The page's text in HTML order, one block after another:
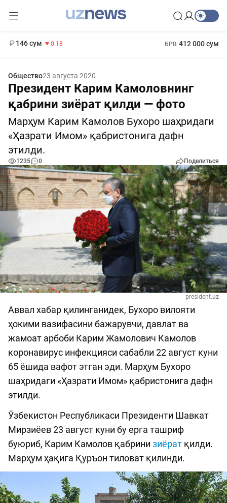
146 сум -0.18 БРВ 412 000 сум
Общество23 августа 2020
Президент Карим Камоловнинг
қабрини зиёрат қилди — фото
Марҳум Карим Камолов Бухоро шаҳридаги
«Ҳазрати Имом» қабристонига дафн
этилди.
1235 0 Поделиться
president.uz
Аввал хабар қилинганидек, Бухоро вилояти
ҳокими вазифасини бажарувчи, давлат ва
жамоат арбоби Карим Жамолович Камолов
коронавирус инфекцияси сабабли 22 август куни
65 ёшида вафот этган эди. Марҳум Бухоро
шаҳридаги «Ҳазрати Имом» қабристонига дафн
этилди.
Ўзбекистон Республикаси Президенти Шавкат
Мирзиёев 23 август куни бу ерга ташриф
буюриб, Карим Камолов қабрини зиёрат қилди.
Марҳум ҳақига Қуръон тиловат қилинди.